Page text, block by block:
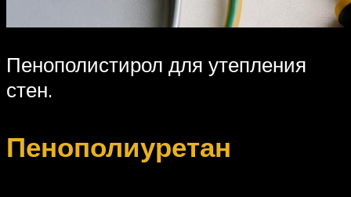
Пенополистирол для утепления
стен.
Пенополиуретан